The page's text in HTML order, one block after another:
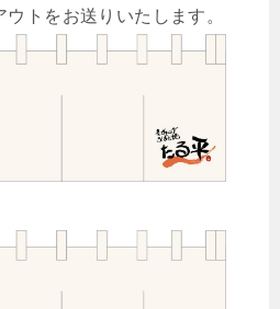
トをお送りいたします。